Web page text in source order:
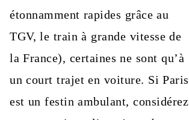
étonnamment rapides grâce au
TGV, le train à grande vitesse de
la France), certaines ne sont qu’à
un court trajet en voiture. Si Paris
est un festin ambulant, considérez